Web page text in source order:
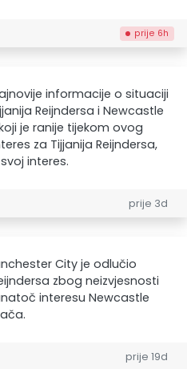
prije 6h
informacije o situaciji
Reijndersa i Newcastle
je ranije tijekom ovog
za Tijjanija Reijndersa,
interes.
prije 3d
City je odlučio
zbog neizvjesnosti
interesu Newcastle
prije 19d